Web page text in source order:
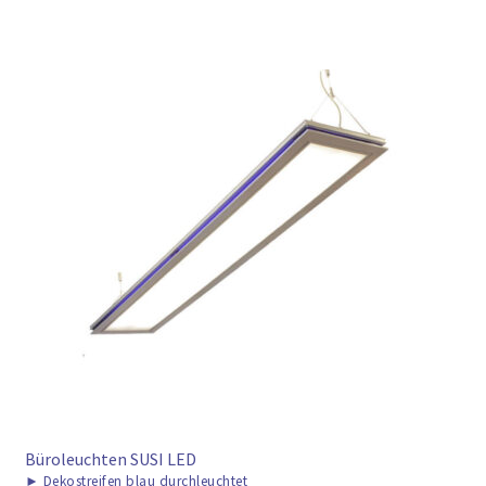
Büroleuchten SUSI LED
► Dekostreifen blau durchleuchtet